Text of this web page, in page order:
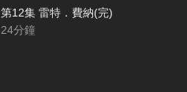
第12集 雷特．費納(完)
24分鐘